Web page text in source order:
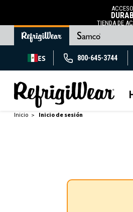
TIENDA DE
ES 800-645-3744
Inicio Inicio de sesión